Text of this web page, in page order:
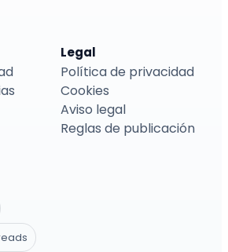
Legal
Política de privacidad
Cookies
Aviso legal
Reglas de publicación